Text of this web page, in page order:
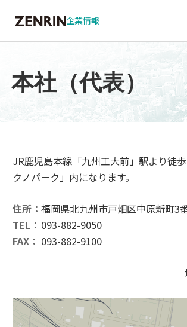
企業情報
本社（代表）
JR鹿児島本線「九州工大前」駅より徒
クノパーク」内になります。
住所： 福岡県北九州市戸畑区中原新町3
TEL： 093-882-9050
FAX： 093-882-9100